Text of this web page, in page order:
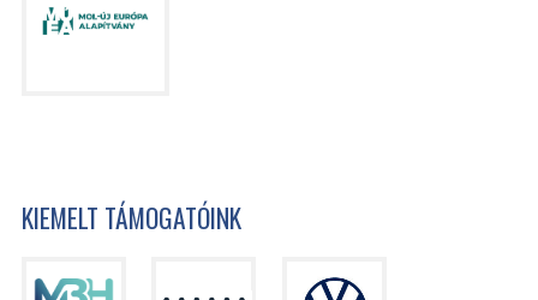
KIEMELT TÁMOGATÓINK